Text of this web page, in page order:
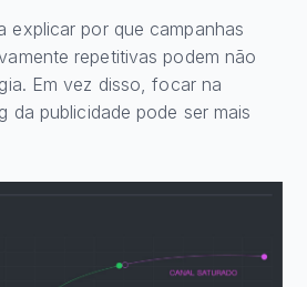
explicar por que campanhas
repetitivas podem não
Em vez disso, focar na
da publicidade pode ser mais